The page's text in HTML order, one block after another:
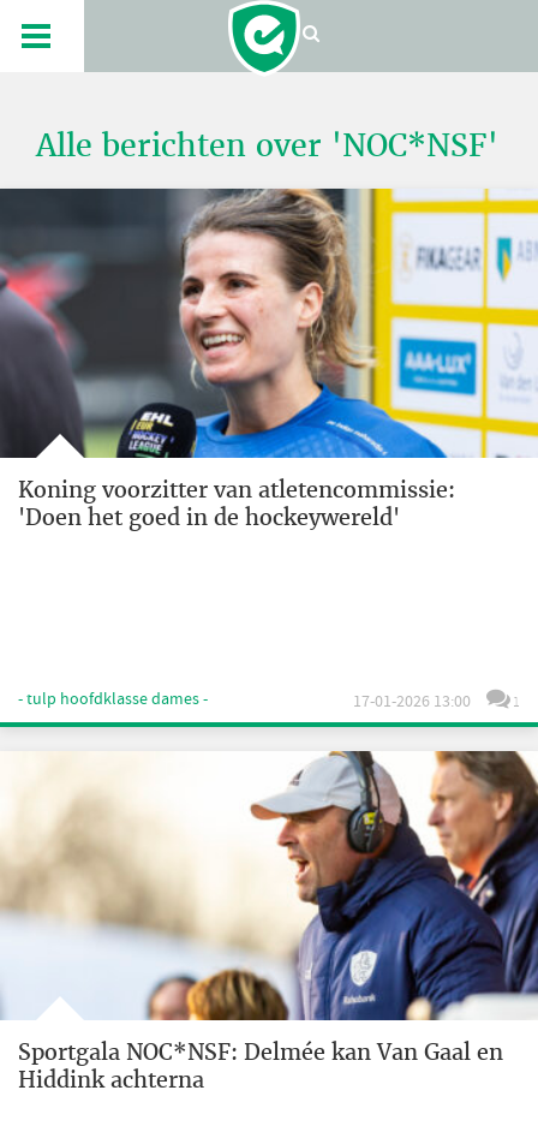
Alle berichten over 'NOC*NSF'
Koning voorzitter van atletencommissie:
'Doen het goed in de hockeywereld'
- tulp hoofdklasse dames - 17-01-2026 13:00 1
Sportgala NOC*NSF: Delmée kan Van Gaal en
Hiddink achterna